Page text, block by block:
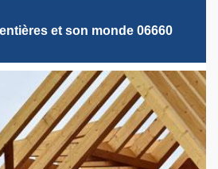
et son monde 06660